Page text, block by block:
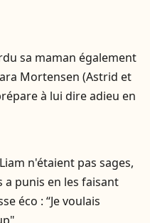
sa maman également
Mortensen (Astrid et
à lui dire adieu en
n'étaient pas sages,
a punis en les faisant
éco : “Je voulais